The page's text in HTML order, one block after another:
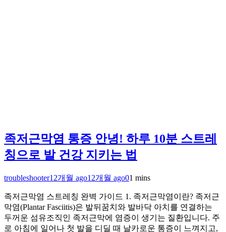
족저근막염 통증 안녕! 하루 10분 스트레
칭으로 발 건강 지키는 법
troubleshooter12개월 ago12개월 ago01 mins
족저근막염 스트레칭 완벽 가이드 1. 족저근막염이란? 족저근
막염(Plantar Fasciitis)은 발뒤꿈치와 발바닥 아치를 연결하는
두꺼운 섬유조직인 족저근막에 염증이 생기는 질환입니다. 주
로 아침에 일어나 첫 발을 디딜 때 날카로운 통증이 느껴지고,